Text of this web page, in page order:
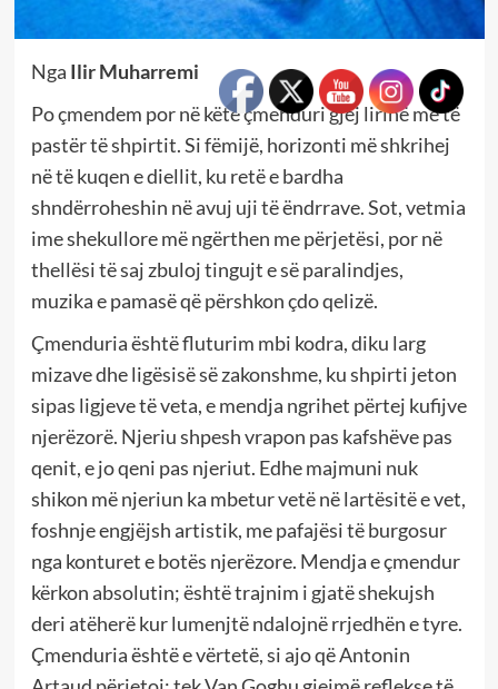
Nga Ilir Muharremi
Po çmendem por në këtë çmenduri gjej lirinë më të
pastër të shpirtit. Si fëmijë, horizonti më shkrihej
në të kuqen e diellit, ku retë e bardha
shndërroheshin në avuj uji të ëndrrave. Sot, vetmia
ime shekullore më ngërthen me përjetësi, por në
thellësi të saj zbuloj tingujt e së paralindjes,
muzika e pamasë që përshkon çdo qelizë.
Çmenduria është fluturim mbi kodra, diku larg
mizave dhe ligësisë së zakonshme, ku shpirti jeton
sipas ligjeve të veta, e mendja ngrihet përtej kufijve
njerëzorë. Njeriu shpesh vrapon pas kafshëve pas
qenit, e jo qeni pas njeriut. Edhe majmuni nuk
shikon më njeriun ka mbetur vetë në lartësitë e vet,
foshnje engjëjsh artistik, me pafajësi të burgosur
nga konturet e botës njerëzore. Mendja e çmendur
kërkon absolutin; është trajnim i gjatë shekujsh
deri atëherë kur lumenjtë ndalojnë rrjedhën e tyre.
Çmenduria është e vërtetë, si ajo që Antonin